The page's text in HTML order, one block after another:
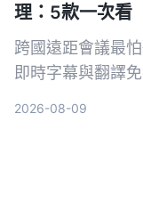
理：5款一次看
跨國遠距會議最
即時字幕與翻譯
2026-08-09